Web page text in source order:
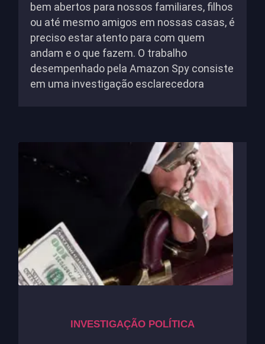
bem abertos para nossos familiares, filhos
ou até mesmo amigos em nossas casas, é
preciso estar atento para com quem
andam e o que fazem. O trabalho
desempenhado pela Amazon Spy consiste
em uma investigação esclarecedora
INVESTIGAÇÃO POLÍTICA